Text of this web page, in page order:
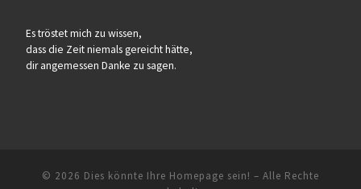
Es tröstet mich zu wissen,
dass die Zeit niemals gereicht hätte,
dir angemessen Danke zu sagen.
© 2026 Dies könnte Ihre Homepage sein! – Alle Rechte